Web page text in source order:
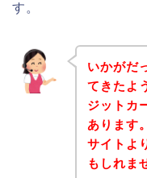
す。
いかがだ
てきたよ
ジットカ
あります
サイトよ
もしれま